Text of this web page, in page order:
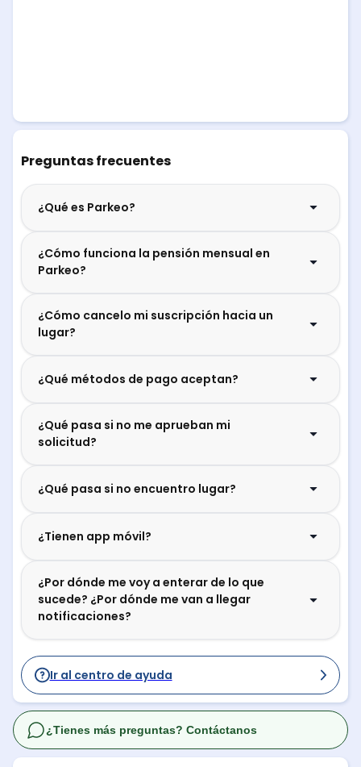
Preguntas frecuentes
¿Qué es Parkeo?
¿Cómo funciona la pensión mensual en
Parkeo?
¿Cómo cancelo mi suscripción hacia un
lugar?
¿Qué métodos de pago aceptan?
¿Qué pasa si no me aprueban mi
solicitud?
¿Qué pasa si no encuentro lugar?
¿Tienen app móvil?
¿Por dónde me voy a enterar de lo que
sucede? ¿Por dónde me van a llegar
notificaciones?
Ir al centro de ayuda
¿Tienes más preguntas? Contáctanos